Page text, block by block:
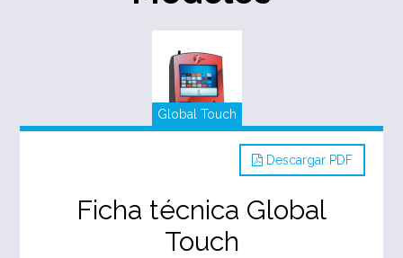
Global Touch
Descargar PDF
Ficha técnica Global
Touch